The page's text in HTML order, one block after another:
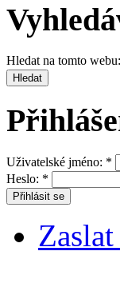
Hledat na tomto webu:
Uživatelské jméno: *
Heslo: *